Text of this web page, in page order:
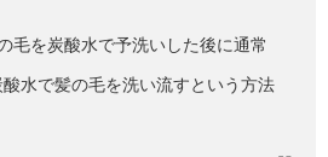
毛を炭酸水で予洗いした後に通常
水で髪の毛を洗い流すという方法